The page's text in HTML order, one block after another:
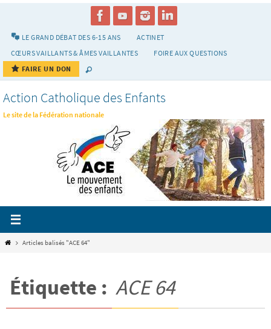
LE GRAND DÉBAT DES 6-15 ANS
ACTINET
CŒURS VAILLANTS & ÂMES VAILLANTES
FOIRE AUX QUESTIONS
FAIRE UN DON
Action Catholique des Enfants
Le site de la Fédération nationale
HomeArticles balisés "ACE 64"
Étiquette : ACE 64